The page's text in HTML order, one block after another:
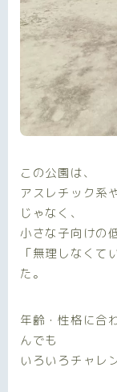
この公園は、
アスレチック系
じゃなく、
小さな子向けの
「無理しなくて
た。
年齢・性格に合
んでも
いろいろチャレ